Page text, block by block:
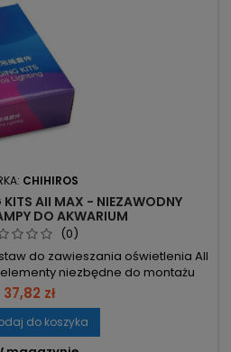
CHIHIROS
AII MAX - NIEZAWODNY
DO AKWARIUM
(0)
do zawieszania oświetlenia AII
niezbędne do montażu
linki: 2 m – umożliwia
lub półce nad akwarium.
wszystkie potrzebne elementy,
części. Dedykowany
37,82 zł
do koszyka